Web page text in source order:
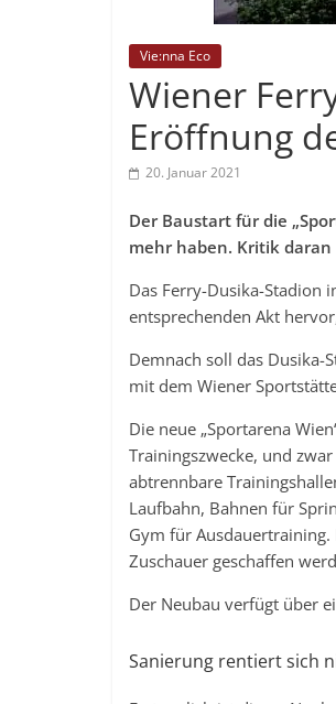
Vie:nna Eco
Wiener
Eröffnung
20. Januar 2021
Der Baustart für die
mehr haben. Kritik daran
Das Ferry-Dusika-Stadion
entsprechenden Akt
Demnach soll das Dusika-
mit dem Wiener
Die neue „Sportarena
Trainingszwecke, und
abtrennbare
Laufbahn, Bahnen für
Gym für
Zuschauer geschaffen
Der Neubau verfügt über
Sanierung rentiert sich